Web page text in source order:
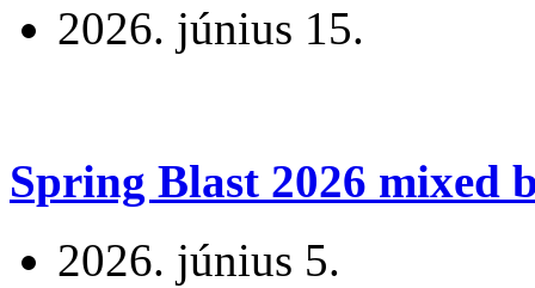
2026. június 15.
Spring Blast 2026 mixed
2026. június 5.